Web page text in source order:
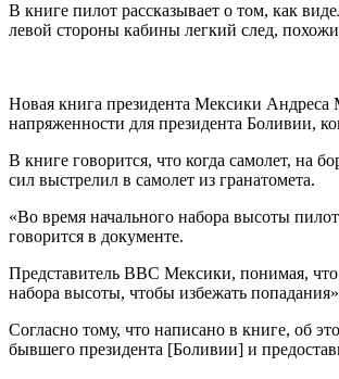
В книге пилот рассказывает о том, как
левой стороны кабины легкий след,
Новая книга президента Мексики
напряженности для президента Боливии,
В книге говорится, что когда самолет, на
сил выстрелил в самолет из гранатомета.
«Во время начального набора высоты
говорится в документе.
Представитель ВВС Мексики, понимая, что
набора высоты, чтобы избежать
Согласно тому, что написано в книге, об
бывшего президента [Боливии] и